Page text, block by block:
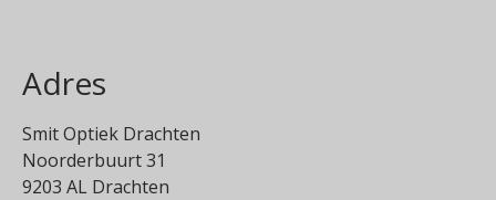
Adres
Smit Optiek Drachten
Noorderbuurt 31
9203 AL Drachten